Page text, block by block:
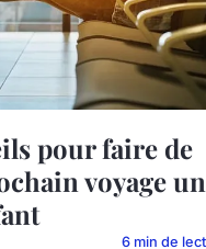
pour faire de
voyage un
6 min de